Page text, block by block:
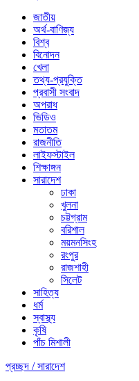
জাতীয়
অর্থ-বাণিজ্য
বিশ্ব
বিনোদন
খেলা
তথ্য-প্রযুক্তি
প্রবাসী সংবাদ
অপরাধ
ভিডিও
মতাতম
রাজনীতি
লাইফস্টাইল
শিক্ষাঙ্গন
সারাদেশ
ঢাকা
খুলনা
চট্টগ্রাম
বরিশাল
ময়মনসিংহ
রংপুর
রাজশাহী
সিলেট
সাহিত্য
ধর্ম
স্বাস্থ্য
কৃষি
পাঁচ মিশালী
প্রচ্ছদ /সারাদেশ